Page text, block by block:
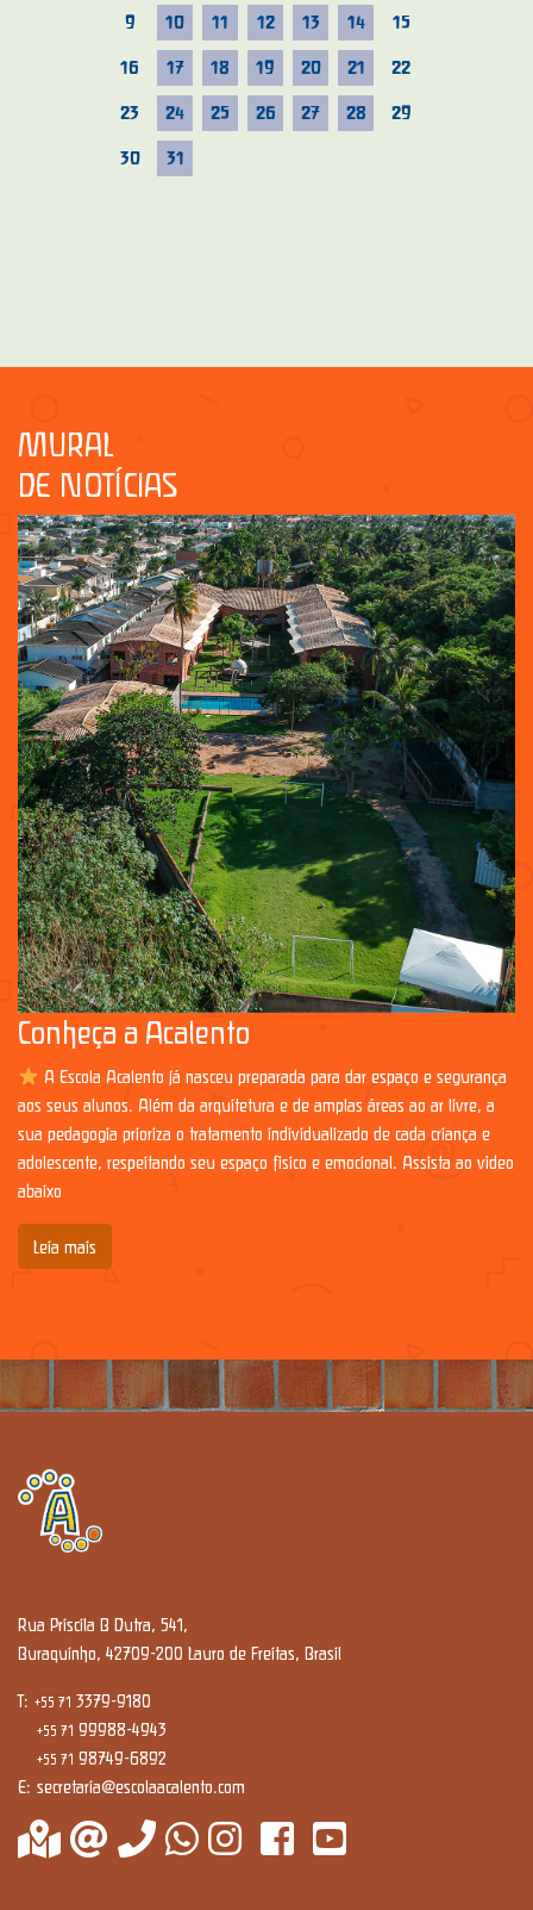
9 10 11 12 13 14 15
16 17 18 19 20 21 22
23 24 25 26 27 28 29
30 31
MURAL
DE NOTÍCIAS
Conheça a Acalento
A Escola Acalento já nasceu preparada para dar espaço e segurança
aos seus alunos. Além da arquitetura e de amplas áreas ao ar livre, a
sua pedagogia prioriza o tratamento individualizado de cada criança e
adolescente, respeitando seu espaço físico e emocional. Assista ao vídeo
abaixo
Leia mais
Rua Priscila B Dutra, 541,
Buraquinho, 42709-200 Lauro de Freitas, Brasil
T: +55 71 3379-9180
+55 71 99988-4943
+55 71 98749-6892
E: secretaria@escolaacalento.com